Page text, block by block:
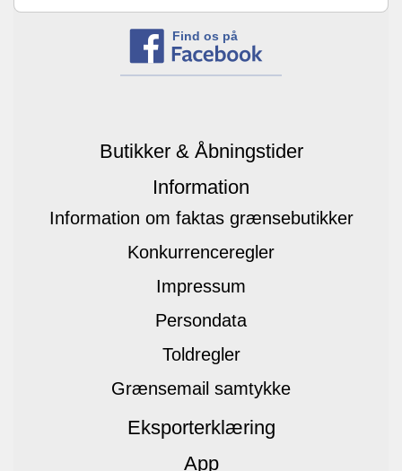
Find os på
Butikker & Åbningstider
Information
Information om faktas grænsebutikker
Konkurrenceregler
Impressum
Persondata
Toldregler
Grænsemail samtykke
Eksporterklæring
App